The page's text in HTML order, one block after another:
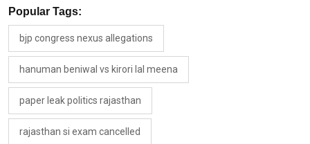
Popular Tags:
bjp congress nexus allegations
hanuman beniwal vs kirori lal meena
paper leak politics rajasthan
rajasthan si exam cancelled